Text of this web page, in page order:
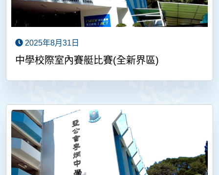
2025年8月31日
中學校際室內賽艇比賽(全新界區)